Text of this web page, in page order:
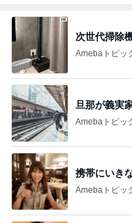
次世代掃除
Amebaトピッ
旦那が義実
Amebaトピッ
携帯にいき
Amebaトピッ